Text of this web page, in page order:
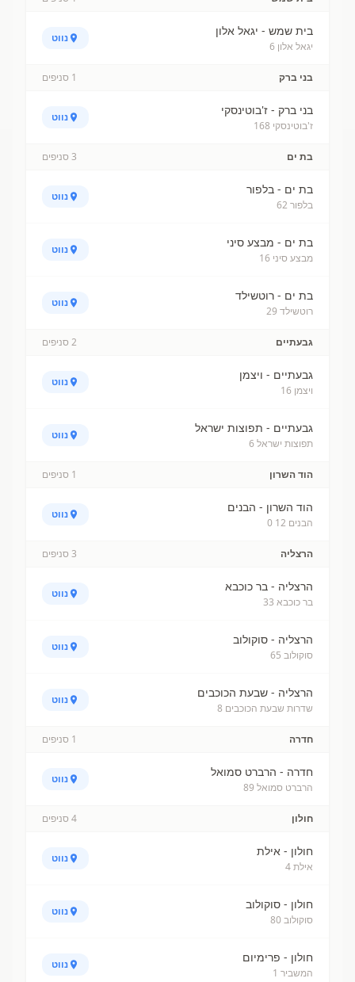
בית שמש - יגאל אלון
יגאל אלון 6
נווט
בני ברק 1 סניפים
בני ברק - ז'בוטינסקי
ז'בוטינסקי 168
נווט
בת ים 3 סניפים
בת ים - בלפור
בלפור 62
נווט
בת ים - מבצע סיני
מבצע סיני 16
נווט
בת ים - רוטשילד
רוטשילד 29
נווט
גבעתיים 2 סניפים
גבעתיים - ויצמן
ויצמן 16
נווט
גבעתיים - תפוצות ישראל
תפוצות ישראל 6
נווט
הוד השרון 1 סניפים
הוד השרון - הבנים
הבנים 12 0
נווט
הרצליה 3 סניפים
הרצליה - בר כוכבא
בר כוכבא 33
נווט
הרצליה - סוקולוב
סוקולוב 65
נווט
הרצליה - שבעת הכוכבים
שדרות שבעת הכוכבים 8
נווט
חדרה 1 סניפים
חדרה - הרברט סמואל
הרברט סמואל 89
נווט
חולון 4 סניפים
חולון - אילת
אילת 4
נווט
חולון - סוקולוב
סוקולוב 80
נווט
חולון - פרימיום
המשביר 1
נווט